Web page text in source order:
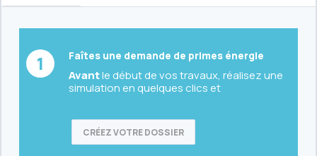
Faîtes une demande de primes énergie
Avantle début de vos travaux, réalisez une
simulation en quelques clics et
CRÉEZ VOTRE DOSSIER